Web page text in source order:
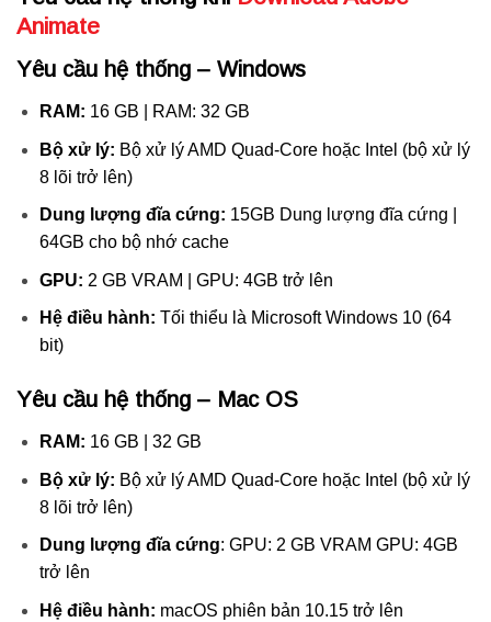
Animate
Yêu cầu hệ thống – Windows
RAM: 16 GB | RAM: 32 GB
Bộ xử lý: Bộ xử lý AMD Quad-Core hoặc Intel (bộ xử lý
8 lõi trở lên)
Dung lượng đĩa cứng: 15GB Dung lượng đĩa cứng |
64GB cho bộ nhớ cache
GPU: 2 GB VRAM | GPU: 4GB trở lên
Hệ điều hành: Tối thiểu là Microsoft Windows 10 (64
bit)
Yêu cầu hệ thống – Mac OS
RAM: 16 GB | 32 GB
Bộ xử lý: Bộ xử lý AMD Quad-Core hoặc Intel (bộ xử lý
8 lõi trở lên)
Dung lượng đĩa cứng: GPU: 2 GB VRAM GPU: 4GB
trở lên
Hệ điều hành: macOS phiên bản 10.15 trở lên